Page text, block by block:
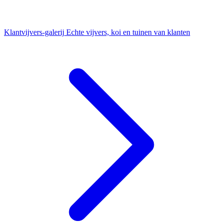
Klantvijvers-galerij Echte vijvers, koi en tuinen van klanten